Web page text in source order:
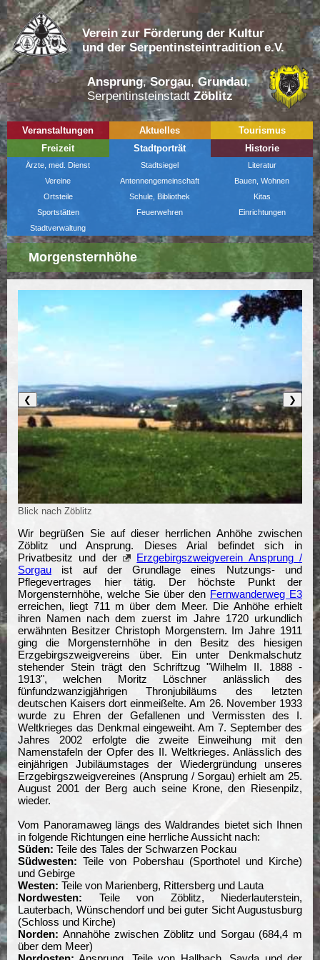
Verein zur Förderung der Kultur
und der Serpentinsteintradition e.V.
Ansprung,Sorgau,Grundau,
Serpentinsteinstadt Zöblitz
Veranstaltungen Aktuelles
Tourismus
Freizeit
Stadtporträt Historie
Ärzte, med. Dienst Stadtsiegel
Literatur
Vereine
Antennengemeinschaft
Bauen, Wohnen
Ortsteile
Schule, Bibliothek
Kitas
Sportstätten
Feuerwehren
Einrichtungen
Stadtverwaltung
Morgensternhöhe
Blick nach Zöblitz
❮ ❯
Wir begrüßen Sie auf dieser herrlichen Anhöhe zwischen
Zöblitz und Ansprung. Dieses Arial befindet sich in
Privatbesitz und der
Erzgebirgszweigverein Ansprung /
Sorgau ist auf der Grundlage eines Nutzungs- und
Pflegevertrages hier tätig. Der höchste Punkt der
Morgensternhöhe, welche Sie über den Fernwanderweg E3
erreichen, liegt 711 m über dem Meer. Die Anhöhe erhielt
ihren Namen nach dem zuerst im Jahre 1720 urkundlich
erwähnten Besitzer Christoph Morgenstern. Im Jahre 1911
ging die Morgensternhöhe in den Besitz des hiesigen
Erzgebirgszweigvereins über. Ein unter Denkmalschutz
stehender Stein trägt den Schriftzug "Wilhelm II. 1888 -
1913", welchen Moritz Löschner anlässlich des
fünfundzwanzigjährigen Thronjubiläums des letzten
deutschen Kaisers dort einmeißelte. Am 26. November 1933
wurde zu Ehren der Gefallenen und Vermissten des I.
Weltkrieges das Denkmal eingeweiht. Am 7. September des
Jahres 2002 erfolgte die zweite Einweihung mit den
Namenstafeln der Opfer des II. Weltkrieges. Anlässlich des
einjährigen Jubiläumstages der Wiedergründung unseres
Erzgebirgszweigvereines (Ansprung / Sorgau) erhielt am 25.
August 2001 der Berg auch seine Krone, den Riesenpilz,
wieder.
Vom Panoramaweg längs des Waldrandes bietet sich Ihnen
in folgende Richtungen eine herrliche Aussicht nach:
Süden: Teile des Tales der Schwarzen Pockau
Südwesten: Teile von Pobershau (Sporthotel und Kirche)
und Gebirge
Westen: Teile von Marienberg, Rittersberg und Lauta
Nordwesten: Teile von Zöblitz, Niederlauterstein,
Lauterbach, Wünschendorf und bei guter Sicht Augustusburg
(Schloss und Kirche)
Norden: Annahöhe zwischen Zöblitz und Sorgau (684,4 m
über dem Meer)